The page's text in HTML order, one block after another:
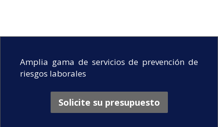
Amplia gama de servicios de prevención de
riesgos laborales
Solicite su presupuesto